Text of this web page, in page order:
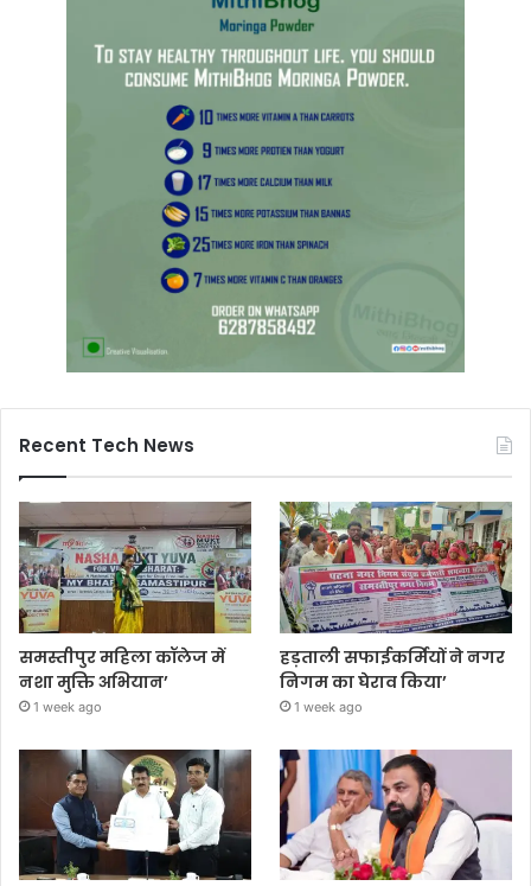
Recent Tech News
समस्तीपुर महिला कॉलेज में
नशा मुक्ति अभियान’
1 week ago
हड़ताली सफाईकर्मियों ने नगर
निगम का घेराव किया’
1 week ago